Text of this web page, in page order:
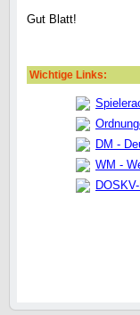
Gut Blatt!
Wichtige Links:
DM -
WM -